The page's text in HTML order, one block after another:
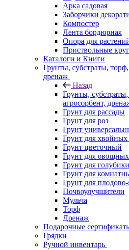
Арка садовая
Заборчики
Компостер
Лента бордюрная
Опора для
Приствольные
Каталоги и Книги
Грунты, субстраты, торф,
дренаж
Назад
Грунты,
агросорбент,
Грунт для рассады
Грунт для роз
Грунт
Грунт для хвойных
Грунт цветочный
Грунт для овощных
Грунт для голубики
Грунт для
Грунт для
Почвоулучшители
Мульча
Торф
Дренаж
Подарочные
Грядки
Ручной инвентарь